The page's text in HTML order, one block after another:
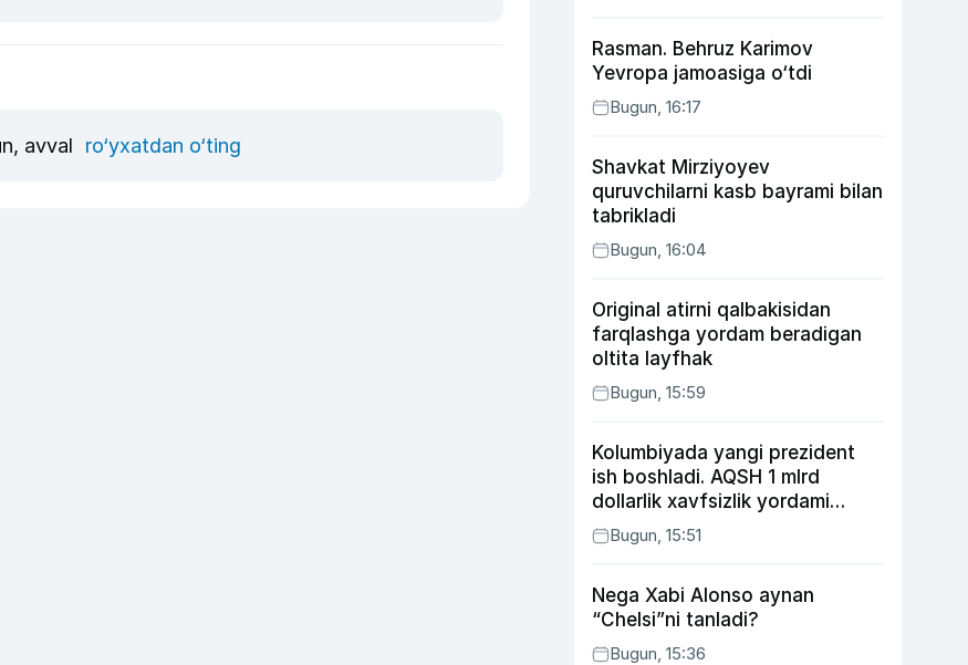
avval ro‘yxatdan o‘ting
Rasman. Behruz Karimov
Yevropa jamoasiga o‘tdi
Bugun, 16:17
Shavkat Mirziyoyev
quruvchilarni kasb bayrami bilan
tabrikladi
Bugun, 16:04
Original atirni qalbakisidan
farqlashga yordam beradigan
oltita layfhak
Bugun, 15:59
Kolumbiyada yangi prezident
ish boshladi. AQSH 1 mlrd
dollarlik xavfsizlik yordami
bermoqchi
Bugun, 15:51
Nega Xabi Alonso aynan
“Chelsi”ni tanladi?
Bugun, 15:36